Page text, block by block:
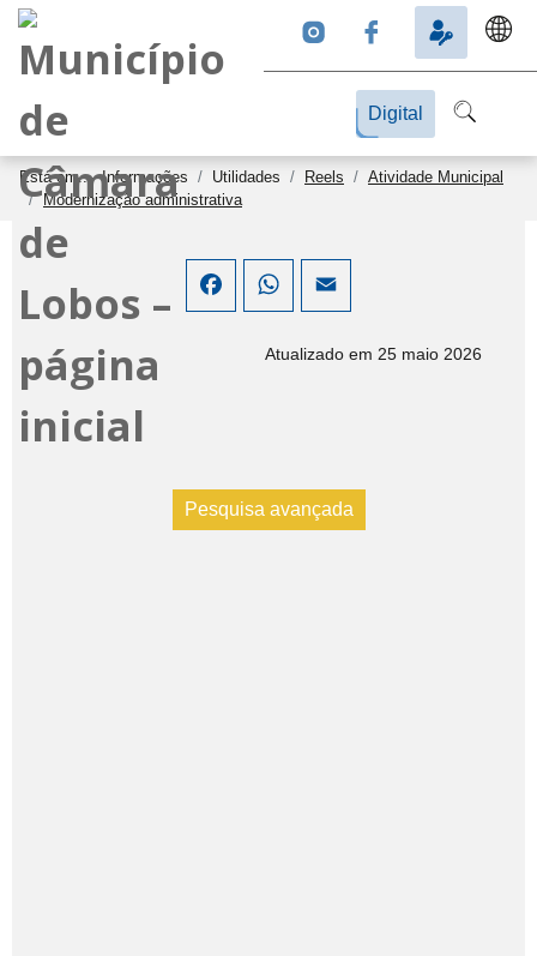
Digital
Está em...Informações Utilidades Reels
Atividade Municipal
Modernização administrativa
FacebookWhatsApp
Atualizado em 25 maio 2026
Pesquisa avançada